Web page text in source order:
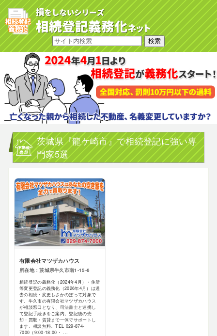
茨城県『龍ケ崎市』で相続登記に強い専
門家5選
有限会社マツザカハウス
所在地：茨城県牛久市南1-15-6
相続登記の義務化（2024年4月）・住所
等変更登記の義務化（2026年4月）は過
去の相続・変更もさかのぼって対象で
す。牛久市の有限会社マツザカハウス
が相談窓口となり、司法書士と連携し
て登記手続きをご案内。登記後の売
却・買取・賃貸まで一体でサポートし
ます。相談無料。TEL 029-874-
7000（9:00-18:00・ ...